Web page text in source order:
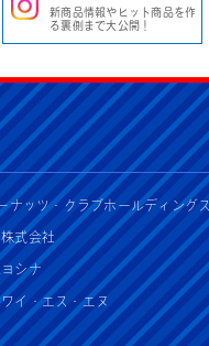
新商品情報やヒット商品を作
る裏側まで大公開！
ナッツ・クラブホールディングス
式会社
シナ
イ・エス・エヌ